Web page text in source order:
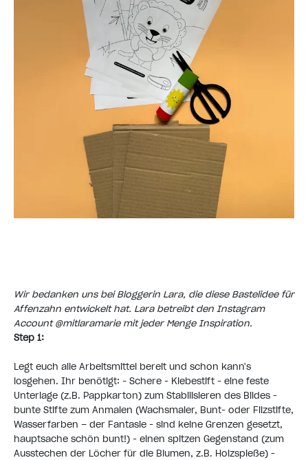
Wir bedanken uns bei Bloggerin Lara, die diese Bastelidee für
Affenzahn entwickelt hat. Lara betreibt den Instagram
Account@mitlaramariemit jeder Menge Inspiration.
Step 1:
Legt euch alle Arbeitsmittel bereit und schon kann's
losgehen. Ihr benötigt: - Schere - Klebestift - eine feste
Unterlage (z.B. Pappkarton) zum Stabilisieren des Bildes -
bunte Stifte zum Anmalen (Wachsmaler, Bunt- oder Filzstifte,
Wasserfarben – der Fantasie - sind keine Grenzen gesetzt,
hauptsache schön bunt!) - einen spitzen Gegenstand (zum
Ausstechen der Löcher für die Blumen, z.B. Holzspieße) -